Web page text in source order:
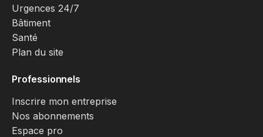
Urgences 24/7
Bâtiment
Santé
Plan du site
Professionnels
Inscrire mon entreprise
Nos abonnements
Espace pro